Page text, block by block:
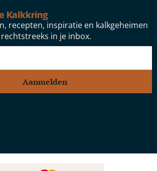
Kalkkring
recepten, inspiratie en kalkgeheimen
in je inbox.
Aanmelden